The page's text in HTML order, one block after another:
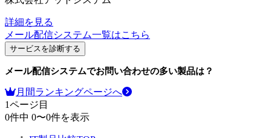
詳細を見る
メール配信システム一覧はこちら
サービスを診断する
メール配信システムでお問い合わせの多い製品は？
月間ランキングページへ
1ページ目
0件中 0〜0件を表示